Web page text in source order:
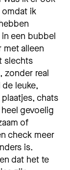
omdat ik
een bubbel
met alleen
slechts
zonder real
leuke,
chats
gevoelig
of
check meer
is.
dat het te